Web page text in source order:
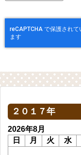
２０１７年
2026年8月
日
月 火 水